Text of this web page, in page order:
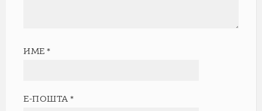
ИМЕ*
Е-ПОШТА*